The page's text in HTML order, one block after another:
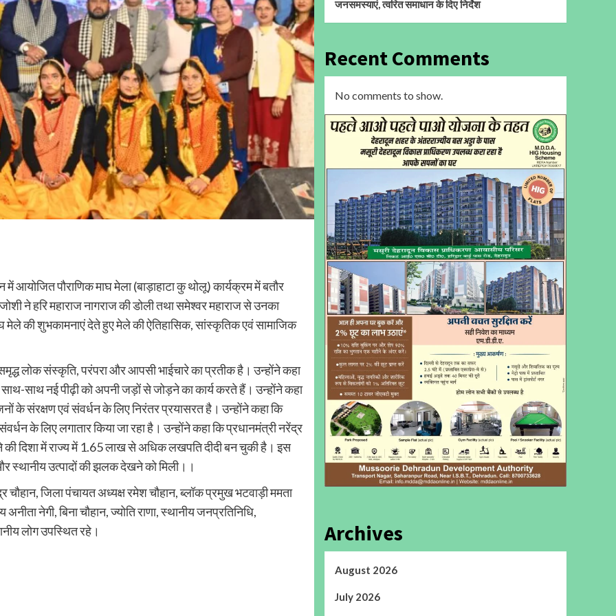
आयोजित पौराणिक माघ मेला (बाड़ाहाटा कु थोलू) कार्यक्रम में बतौर
ने हरि महाराज नागराज की डोली तथा समेश्वर महाराज से उनका
मेले की शुभकामनाएं देते हुए मेले की ऐतिहासिक, सांस्कृतिक एवं सामाजिक
लोक संस्कृति, परंपरा और आपसी भाईचारे का प्रतीक है। उन्होंने कहा
साथ नई पीढ़ी को अपनी जड़ों से जोड़ने का कार्य करते हैं। उन्होंने कहा
के संरक्षण एवं संवर्धन के लिए निरंतर प्रयासरत है। उन्होंने कहा कि
के लिए लगातार किया जा रहा है। उन्होंने कहा कि प्रधानमंत्री नरेंद्र
की दिशा में राज्य में 1.65 लाख से अधिक लखपति दीदी बन चुकी है। इस
स्थानीय उत्पादों की झलक देखने को मिली।।
चौहान, जिला पंचायत अध्यक्ष रमेश चौहान, ब्लॉक प्रमुख भटवाड़ी ममता
नेगी, बिना चौहान, ज्योति राणा, स्थानीय जनप्रतिनिधि,
लोग उपस्थित रहे।
जनसमस्याएं, त्वरित समाधान के दिए निर्देश
Recent Comments
No comments to show.
Archives
August 2026
July 2026